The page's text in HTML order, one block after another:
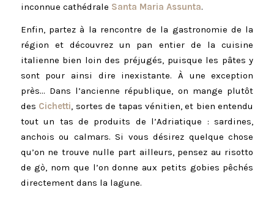
inconnue cathédrale Santa Maria Assunta.
Enfin, partez à la rencontre de la gastronomie de la
région et découvrez un pan entier de la cuisine
italienne bien loin des préjugés, puisque les pâtes y
sont pour ainsi dire inexistante. À une exception
près… Dans l’ancienne république, on mange plutôt
des Cichetti, sortes de tapas vénitien, et bien entendu
tout un tas de produits de l’Adriatique : sardines,
anchois ou calmars. Si vous désirez quelque chose
qu’on ne trouve nulle part ailleurs, pensez au risotto
de gò, nom que l’on donne aux petits gobies pêchés
directement dans la lagune.